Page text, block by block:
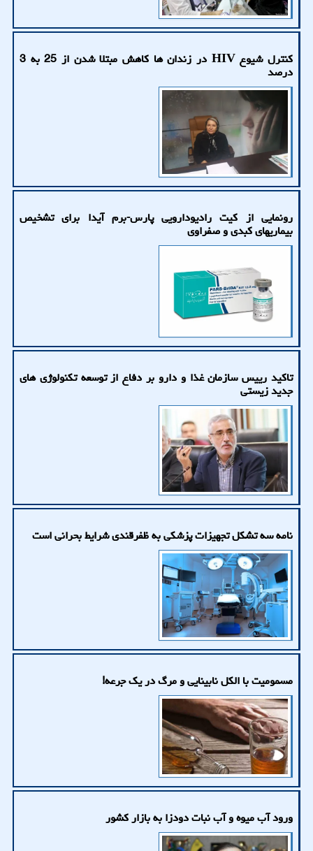
کنترل شیوع HIV در زندان ها کاهش مبتلا شدن از 25 به 3
درصد
رونمایی از کیت رادیودارویی پارس-برم آیدا برای تشخیص
بیماریهای کبدی و صفراوی
تاکید رییس سازمان غذا و دارو بر دفاع از توسعه تکنولوژی های
جدید زیستی
نامه سه تشکل تجهیزات پزشکی به ظفرقندی شرایط بحرانی است
مسمومیت با الکل نابینایی و مرگ در یک جرعه!
ورود آب میوه و آب نبات دودزا به بازار کشور